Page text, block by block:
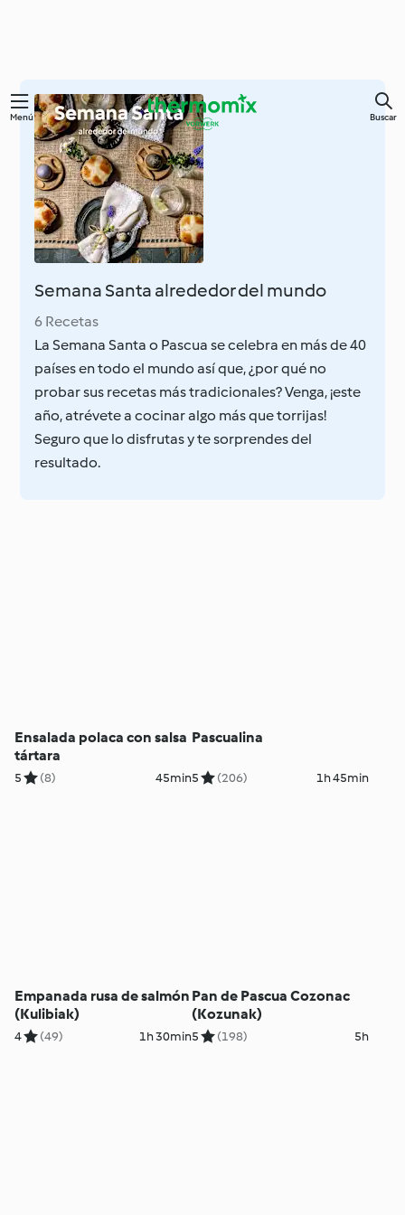
contenido
principal
Menú Buscar
Semana Santa alrededor del mundo
6 Recetas
La Semana Santa o Pascua se celebra en más de 40
países en todo el mundo así que, ¿por qué no
probar sus recetas más tradicionales? Venga, ¡este
año, atrévete a cocinar algo más que torrijas!
Seguro que lo disfrutas y te sorprendes del
resultado.
Ensalada polaca con salsa
tártara
5 (8) 45min
Pascualina
5 (206) 1h 45min
Empanada rusa de salmón
(Kulibiak)
4 (49) 1h 30min
Pan de Pascua Cozonac
(Kozunak)
5 (198) 5h